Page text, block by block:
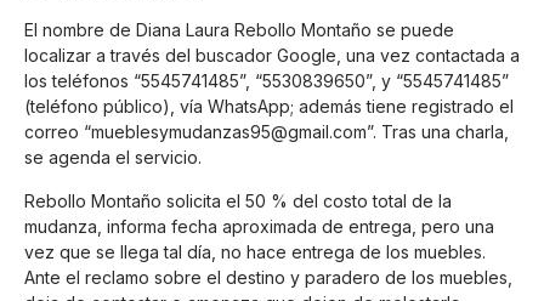
El nombre de Diana Laura Rebollo Montaño se puede
localizar a través del buscador Google, una vez contactada a
los teléfonos “5545741485”, “5530839650”, y “5545741485”
(teléfono público), vía WhatsApp; además tiene registrado el
correo “mueblesymudanzas95@gmail.com”. Tras una charla,
se agenda el servicio.
Rebollo Montaño solicita el 50 % del costo total de la
mudanza, informa fecha aproximada de entrega, pero una
vez que se llega tal día, no hace entrega de los muebles.
Ante el reclamo sobre el destino y paradero de los muebles,